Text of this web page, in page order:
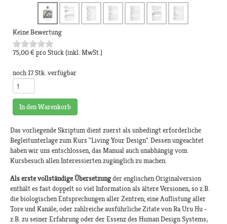
Keine Bewertung
75,00 €pro Stück(inkl. MwSt.)
noch 17 Stk. verfügbar
In den Warenkorb
Das vorliegende Skriptum dient zuerst als unbedingt erforderliche
Begleitunterlage zum Kurs "Living Your Design". Dessen ungeachtet
haben wir uns entschlossen, das Manual auch unabhängig vom
Kursbesuch allen Interessierten zugänglich zu machen.
Als erste vollständige Übersetzungder englischen Originalversion
enthält es fast doppelt so viel Information als ältere Versionen, so z.B.
die biologischen Entsprechungen aller Zentren; eine Auflistung aller
Tore und Kanäle; oder zahlreiche ausführliche Zitate von Ra Uru Hu -
z.B. zu seiner Erfahrung oder der Essenz des Human Design Systems;